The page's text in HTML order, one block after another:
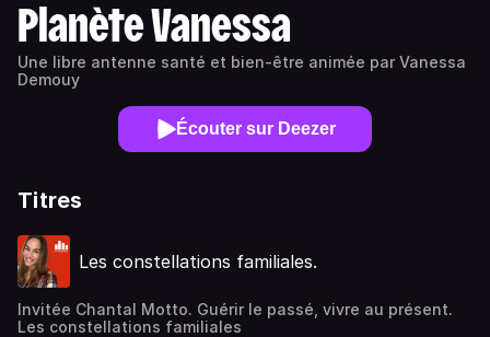
Planète Vanessa
Une libre antenne santé et bien-être animée par Vanessa
Demouy
Écouter sur Deezer
Titres
Les constellations familiales.
Invitée Chantal Motto. Guérir le passé, vivre au présent.
Les constellations familiales